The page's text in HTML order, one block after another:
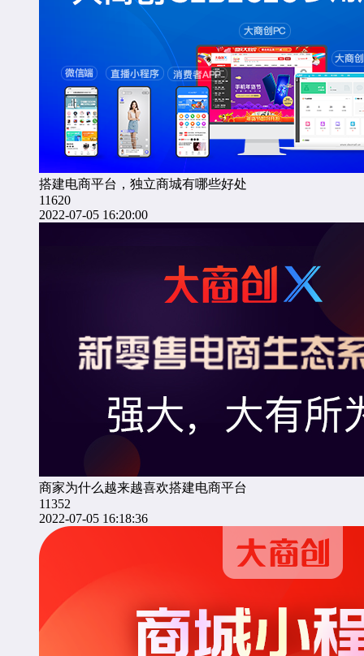
搭建电商平台，独立商城有哪些好处
11620
2022-07-05 16:20:00
商家为什么越来越喜欢搭建电商平台
11352
2022-07-05 16:18:36